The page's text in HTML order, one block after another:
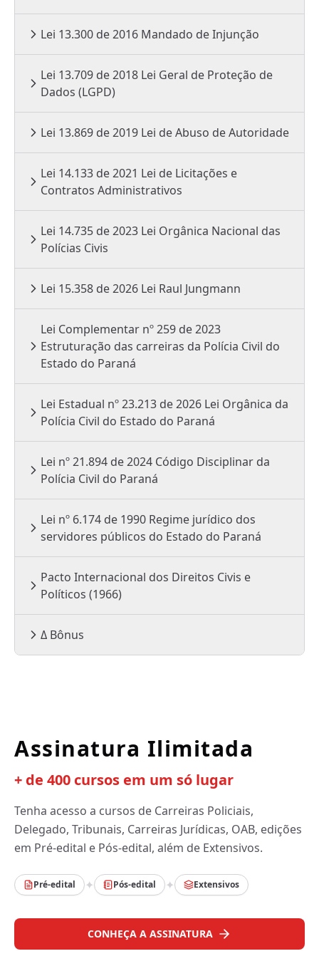
Lei 13.300 de 2016 Mandado de Injunção
Lei 13.709 de 2018 Lei Geral de Proteção de
Dados (LGPD)
Lei 13.869 de 2019 Lei de Abuso de Autoridade
Lei 14.133 de 2021 Lei de Licitações e
Contratos Administrativos
Lei 14.735 de 2023 Lei Orgânica Nacional das
Polícias Civis
Lei 15.358 de 2026 Lei Raul Jungmann
Lei Complementar nº 259 de 2023
Estruturação das carreiras da Polícia Civil do
Estado do Paraná
Lei Estadual nº 23.213 de 2026 Lei Orgânica da
Polícia Civil do Estado do Paraná
Lei nº 21.894 de 2024 Código Disciplinar da
Polícia Civil do Paraná
Lei nº 6.174 de 1990 Regime jurídico dos
servidores públicos do Estado do Paraná
Pacto Internacional dos Direitos Civis e
Políticos (1966)
Δ Bônus
Assinatura Ilimitada
+ de 400 cursos em um só lugar
Tenha acesso a cursos de Carreiras Policiais,
Delegado, Tribunais, Carreiras Jurídicas, OAB, edições
em Pré-edital e Pós-edital, além de Extensivos.
Pré-edital ✦ Pós-edital ✦ Extensivos
CONHEÇA A ASSINATURA